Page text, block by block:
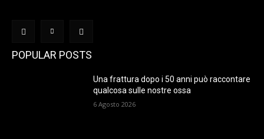
POPULAR POSTS
Una frattura dopo i 50 anni può raccontare
qualcosa sulle nostre ossa
6 Agosto 2026